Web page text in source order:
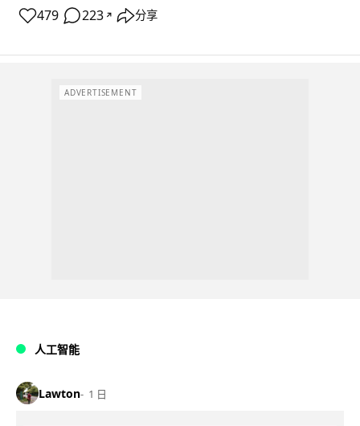
479 223 ↗ 分享
ADVERTISEMENT
人工智能
Lawton 1 日